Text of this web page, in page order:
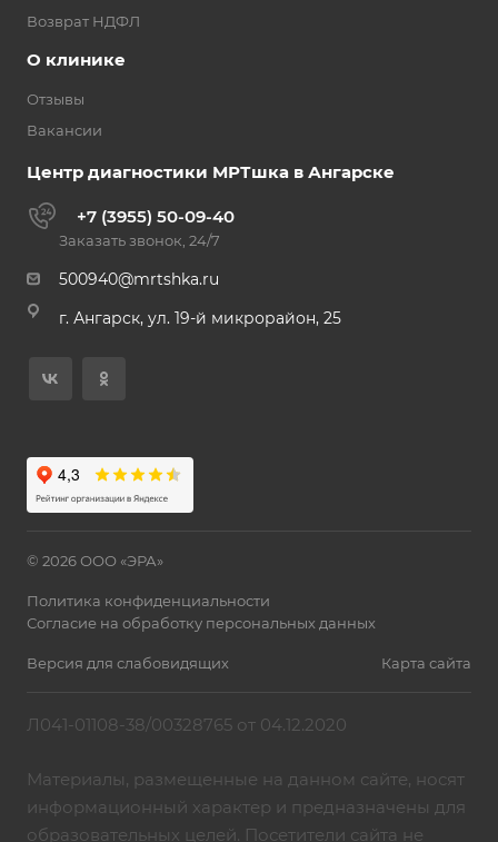
Возврат НДФЛ
О клинике
Отзывы
Вакансии
Центр диагностики МРТшка в Ангарске
+7 (3955) 50-09-40
Заказать звонок, 24/7
500940@mrtshka.ru
г. Ангарск, ул. 19-й микрорайон, 25
© 2026 ООО «ЭРА»
Политика конфиденциальности
Согласие на обработку персональных данных
Версия для слабовидящих Карта сайта
Л041-01108-38/00328765 от 04.12.2020
Материалы, размещенные на данном сайте, носят
информационный характер и предназначены для
образовательных целей. Посетители сайта не